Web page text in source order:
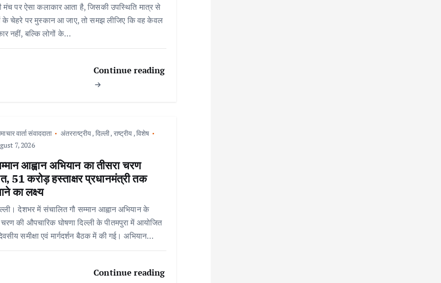
मंच पर ऐसा कलाकार आता है, जिसकी उपस्थिति मात्र से
के चेहरे पर मुस्कान आ जाए, तो समझ लीजिए कि वह केवल
नहीं, बल्कि लोगों के…
Continue reading
वार्ता संवाददाता अंतरराष्ट्रीय, दिल्ली, राष्ट्रीय ,विशेष
7, 2026
आह्वान अभियान का तीसरा चरण
51 करोड़ हस्ताक्षर प्रधानमंत्री तक
का लक्ष्य
देशभर में संचालित गौ सम्मान आह्वान अभियान के
की औपचारिक घोषणा दिल्ली के पीतमपुरा में आयोजित
समीक्षा एवं मार्गदर्शन बैठक में की गई। अभियान…
Continue reading